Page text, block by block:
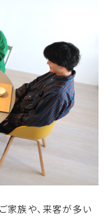
家族や、来客が多い